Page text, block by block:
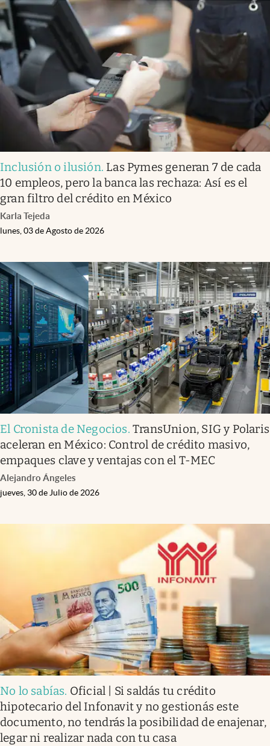
Inclusión o ilusión. Las Pymes generan 7 de cada
10 empleos, pero la banca las rechaza: Así es el
gran filtro del crédito en México
Karla Tejeda
lunes, 03 de Agosto de 2026
El Cronista de Negocios.TransUnion, SIG y Polaris
aceleran en México: Control de crédito masivo,
empaques clave y ventajas con el T-MEC
Alejandro Ángeles
jueves, 30 de Julio de 2026
No lo sabías. Oficial | Si saldás tu crédito
hipotecario del Infonavit y no gestionás este
documento, no tendrás la posibilidad de enajenar,
legar ni realizar nada con tu casa